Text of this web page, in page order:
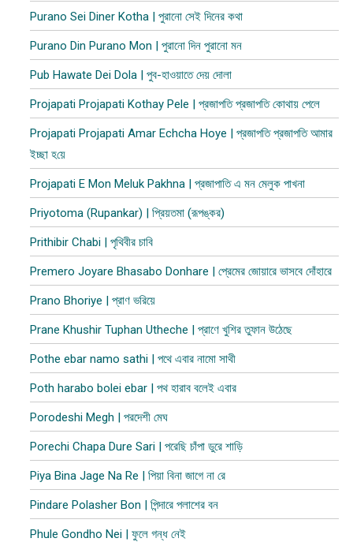
Purano Sei Diner Kotha | পুরানো সেই দিনের কথা
Purano Din Purano Mon | পুরানো দিন পুরানো মন
Pub Hawate Dei Dola | পুব​-হাওয়াতে দেয় দোলা
Projapati Projapati Kothay Pele | প্রজাপতি প্রজাপতি কোথায় পেলে
Projapati Projapati Amar Echcha Hoye | প্রজাপতি প্রজাপতি আমার
ইচ্ছা হ​য়ে
Projapati E Mon Meluk Pakhna | প্রজাপাতি এ মন মেলুক পাখনা
Priyotoma (Rupankar) | প্রিয়তমা (রূপঙ্কর)
Prithibir Chabi | পৃথিবীর চাবি
Premero Joyare Bhasabo Donhare | প্রেমের জোয়ারে ভাসবে দোঁহারে
Prano Bhoriye | প্রাণ ভরিয়ে
Prane Khushir Tuphan Utheche | প্রাণে খুশির তুফান উঠেছে
Pothe ebar namo sathi | পথে এবার নামো সাথী
Poth harabo bolei ebar | পথ হারাব বলেই এবার
Porodeshi Megh | পরদেশী মেঘ
Porechi Chapa Dure Sari | পরেছি চাঁপা ডুরে শাড়ি
Piya Bina Jage Na Re | পিয়া বিনা জাগে না রে
Pindare Polasher Bon | পিন্দারে পলাশের বন
Phule Gondho Nei | ফুলে গন্ধ নেই